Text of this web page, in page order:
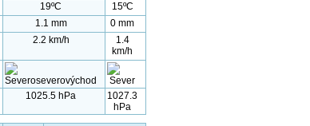
19ºC
15ºC
1.1 mm
0 mm
2.2 km/h
1.4
km/h
1025.5 hPa
1027.3
hPa